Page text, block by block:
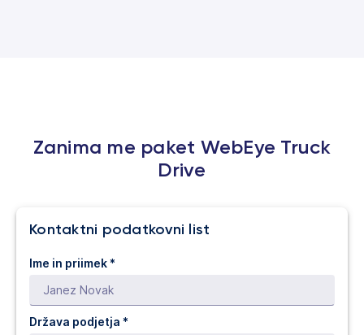
Zanima me paket WebEye Truck
Drive
Kontaktni podatkovni list
Ime in priimek *
Država podjetja *